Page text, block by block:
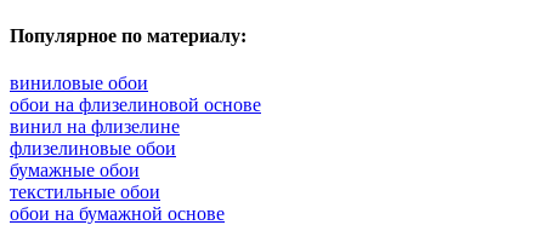
Популярное по материалу:
виниловые обои
обои на флизелиновой основе
винил на флизелине
флизелиновые обои
бумажные обои
текстильные обои
обои на бумажной основе